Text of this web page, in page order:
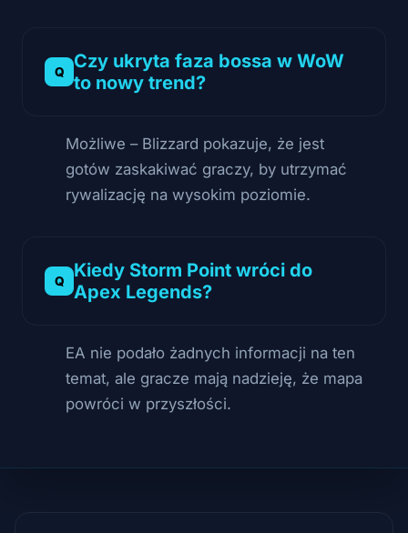
Czy ukryta faza bossa w WoW
to nowy trend?
Możliwe – Blizzard pokazuje, że jest
gotów zaskakiwać graczy, by utrzymać
rywalizację na wysokim poziomie.
Kiedy Storm Point wróci do
Apex Legends?
EA nie podało żadnych informacji na ten
temat, ale gracze mają nadzieję, że mapa
powróci w przyszłości.